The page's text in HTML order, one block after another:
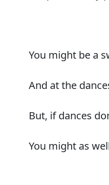
You might be a
And at the
But, if dances
You might as